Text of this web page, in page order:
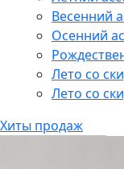
Весенний
Осенний
Лето со
Лето со
Хиты продаж